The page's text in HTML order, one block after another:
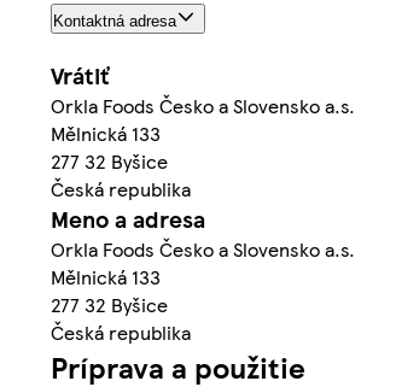
Kontaktná adresa
Vrátiť
Orkla Foods Česko a Slovensko a.s.
Mělnická 133
277 32 Byšice
Česká republika
Meno a adresa
Orkla Foods Česko a Slovensko a.s.
Mělnická 133
277 32 Byšice
Česká republika
Príprava a použitie